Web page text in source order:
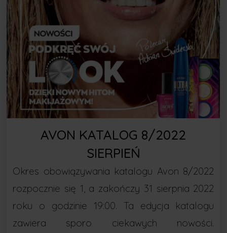
AVON KATALOG 8/2022
SIERPIEŃ
Okres obowiązywania katalogu Avon 8/2022
rozpocznie się 1, a zakończy 31 sierpnia 2022
roku o godzinie 19:00. Ta edycja katalogu
zawiera sporo ciekawych nowości.